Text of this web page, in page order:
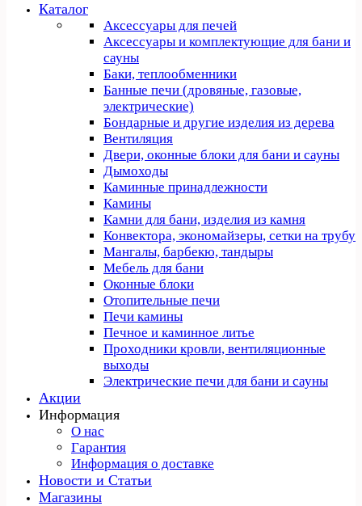
Каталог
Аксессуары для печей
Аксессуары и комплектующие для бани и
сауны
Баки, теплообменники
Банные печи (дровяные, газовые,
электрические)
Бондарные и другие изделия из дерева
Вентиляция
Двери, оконные блоки для бани и сауны
Дымоходы
Каминные принадлежности
Камины
Камни для бани, изделия из камня
Конвектора, экономайзеры, сетки на трубу
Мангалы, барбекю, тандыры
Мебель для бани
Оконные блоки
Отопительные печи
Печи камины
Печное и каминное литье
Проходники кровли, вeнтиляционные
выходы
Электрические печи для бани и сауны
Акции
Информация
О нас
Гарантия
Информация о доставке
Новости и Статьи
Магазины